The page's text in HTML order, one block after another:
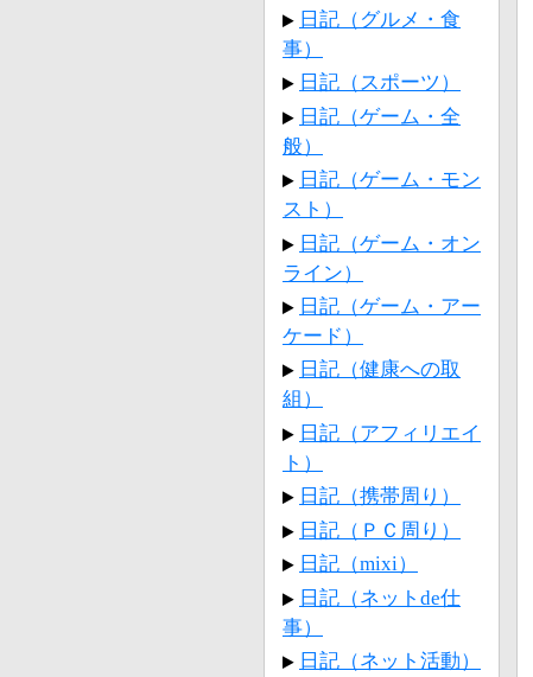
日記（グルメ・食
事）
日記（スポーツ）
日記（ゲーム・全
般）
日記（ゲーム・モン
スト）
日記（ゲーム・オン
ライン）
日記（ゲーム・アー
ケード）
日記（健康への取
組）
日記（アフィリエイ
ト）
日記（携帯周り）
日記（ＰＣ周り）
日記（mixi）
日記（ネットde仕
事）
日記（ネット活動）